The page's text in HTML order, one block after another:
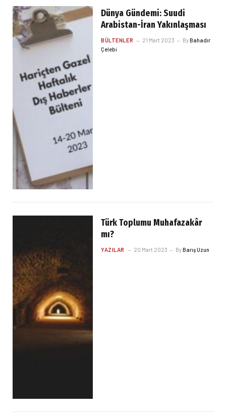
Dünya Gündemi: Suudi
Arabistan-İran Yakınlaşması
BÜLTENLER 21 Mart 2023 ByBahadır
Çelebi
Türk Toplumu Muhafazakâr
mı?
YAZILAR 20 Mart 2023 ByBarış Uzun